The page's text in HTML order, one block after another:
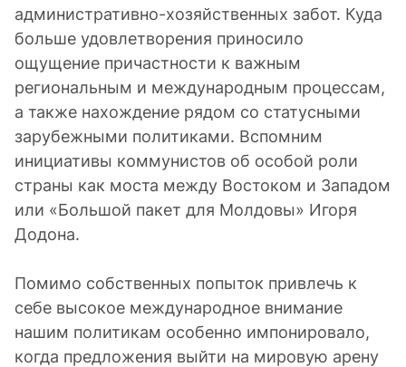
административно-хозяйственных забот. Куда
больше удовлетворения приносило
ощущение причастности к важным
региональным и международным процессам,
а также нахождение рядом со статусными
зарубежными политиками. Вспомним
инициативы коммунистов об особой роли
страны как моста между Востоком и Западом
или «Большой пакет для Молдовы» Игоря
Додона.
Помимо собственных попыток привлечь к
себе высокое международное внимание
нашим политикам особенно импонировало,
когда предложения выйти на мировую арену